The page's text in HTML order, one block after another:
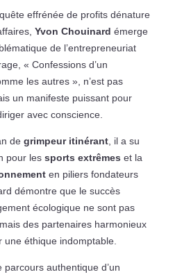
effrénée de profits dénature
Yvon Chouinard émerge
de l’entrepreneuriat
« Confessions d’un
les autres », n’est pas
un manifeste puissant pour
avec conscience.
de grimpeur itinérant, il a su
pour les sports extrêmes et la
en piliers fondateurs
démontre que le succès
écologique ne sont pas
des partenaires harmonieux
une éthique indomptable.
authentique d’un